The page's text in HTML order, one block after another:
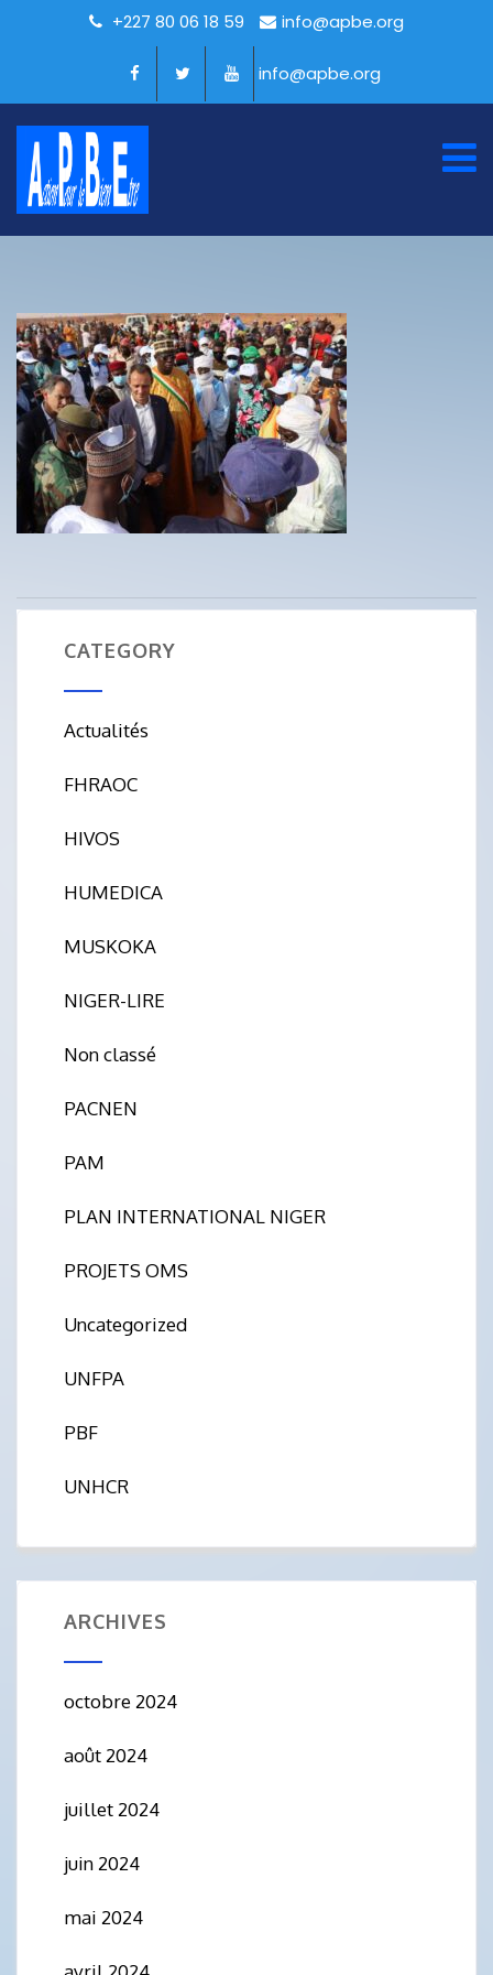
+227 80 06 18 59 info@apbe.org
info@apbe.org
CATEGORY
Actualités
FHRAOC
HIVOS
HUMEDICA
MUSKOKA
NIGER-LIRE
Non classé
PACNEN
PAM
PLAN INTERNATIONAL NIGER
PROJETS OMS
Uncategorized
UNFPA
PBF
UNHCR
ARCHIVES
octobre 2024
août 2024
juillet 2024
juin 2024
mai 2024